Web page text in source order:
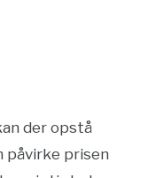
der opstå
påvirke prisen